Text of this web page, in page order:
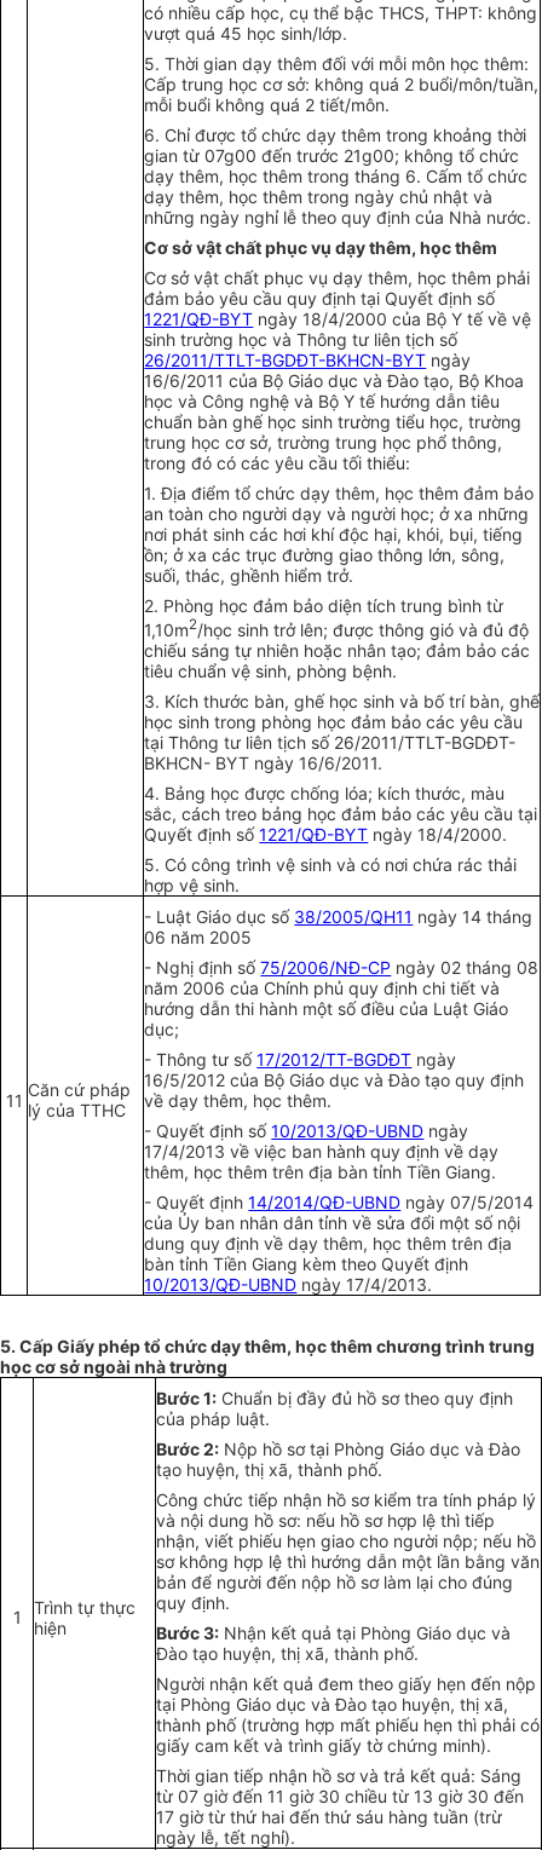
có nhiều cấp học, cụ thể bậc THCS, THPT: không
vượt quá 45 học sinh/lớp.
5.Thời gian dạy thêm đối với mỗi môn học thêm:
Cấp trung học cơ sở: không quá 2 buổi/môn/tuần,
mỗi buổi không quá 2 tiết/môn.
6. Chỉ được tổ chức dạy thêm trong khoảng thời
gian từ 07g00 đến trước 21g00; không tổ chức
dạy thêm, học thêm trong tháng 6. Cấm tổ chức
dạy thêm, học thêm trong ngày chủ nhật và
những ngày nghỉ lễ theo quy định của Nhà nước.
Cơ sở vật chất phục vụ dạy thêm, học thêm
Cơ sở vật chất phục vụ dạy thêm, học thêm phải
đảm bảo yêu cầu quy định tại Quyết định số
1221/QĐ-BYT ngày 18/4/2000 của Bộ Y tế về vệ
sinh trường học và Thông tư liên tịch số
26/2011/TTLT-BGDĐT-BKHCN-BYT ngày
16/6/2011 của Bộ Giáo dục và Đào tạo, Bộ Khoa
học và Công nghệ và Bộ Y tế hướng dẫn tiêu
chuẩn bàn ghế học sinh trường tiểu học, trường
trung học cơ sở, trường trung học phổ thông,
trong đó có các yêu cầu tối thiểu:
1.Địa điểm tổ chức dạy thêm, học thêm đảm bảo
an toàn cho người dạy và người học; ở xa những
nơi phát sinh các hơi khí độc hại, khói, bụi, tiếng
ồn; ở xa các trục đường giao thông lớn, sông,
suối, thác, ghềnh hiểm trở.
2. Phòng học đảm bảo diện tích trung bình từ
1,10m2/học sinh trở lên; được thông gió và đủ độ
chiếu sáng tự nhiên hoặc nhân tạo; đảm bảo các
tiêu chuẩn vệ sinh, phòng bệnh.
3. Kích thước bàn, ghế học sinh và bố trí bàn, ghế
học sinh trong phòng học đảm bảo các yêu cầu
tại Thông tư liên tịch số 26/2011/TTLT-BGDĐT-
BKHCN- BYT ngày 16/6/2011.
4. Bảng học được chống lóa; kích thước, màu
sắc, cách treo bảng học đảm bảo các yêu cầu tại
Quyết định số1221/QĐ-BYT ngày 18/4/2000.
5. Có công trình vệ sinh và có nơi chứa rác thải
hợp vệ sinh.
11
Căn cứ pháp
lý của TTHC
- Luật Giáo dục số 38/2005/QH11 ngày 14 tháng
06 năm 2005
- Nghị định số75/2006/NĐ-CP ngày 02 tháng 08
năm 2006 của Chính phủ quy định chi tiết và
hướng dẫn thi hành một số điều của Luật Giáo
dục;
-Thông tư số17/2012/TT-BGDĐT ngày
16/5/2012 của Bộ Giáo dục và Đào tạo quy định
về dạy thêm, học thêm.
- Quyết định số10/2013/QĐ-UBND ngày
17/4/2013 về việc ban hành quy định về dạy
thêm, học thêmtrên địa bàn tỉnh Tiền Giang.
- Quyết định14/2014/QĐ-UBND ngày 07/5/2014
của Ủy ban nhân dân tỉnh về sửa đổi một số nội
dung quy định về dạy thêm, học thêmtrên địa
bàn tỉnh Tiền Giang kèm theo Quyết định
10/2013/QĐ-UBND ngày 17/4/2013.
5. Cấp Giấy phép tổ chức dạy thêm, học thêm chương trình trung
học cơ sở ngoài nhà trường
1
Trình tự thực
hiện
Bước 1: Chuẩn bị đầy đủ hồ sơ theo quy định
của pháp luật.
Bước 2: Nộp hồ sơ tại Phòng Giáo dục và Đào
tạo huyện, thị xã, thành phố.
Công chức tiếp nhận hồ sơ kiểm tra tính pháp lý
và nội dung hồ sơ: nếu hồ sơ hợp lệ thì tiếp
nhận, viết phiếu hẹn giao cho người nộp; nếu hồ
sơ không hợp lệ thì hướng dẫn một lần bằng văn
bản để người đến nộp hồ sơ làm lại cho đúng
quy định.
Bước 3: Nhận kết quả tại Phòng Giáo dục và
Đào tạo huyện, thị xã, thành phố.
Người nhận kết quả đem theo giấy hẹn đến nộp
tại Phòng Giáo dục và Đào tạo huyện, thị xã,
thành phố (trường hợp mất phiếu hẹn thì phải có
giấy cam kết và trình giấy tờ chứng minh).
Thời gian tiếp nhận hồ sơ và trả kết quả: Sáng
từ 07 giờ đến 11 giờ 30 chiều từ 13 giờ 30 đến
17 giờ từ thứ hai đến thứ sáu hàng tuần (trừ
ngày lễ, tết nghỉ).